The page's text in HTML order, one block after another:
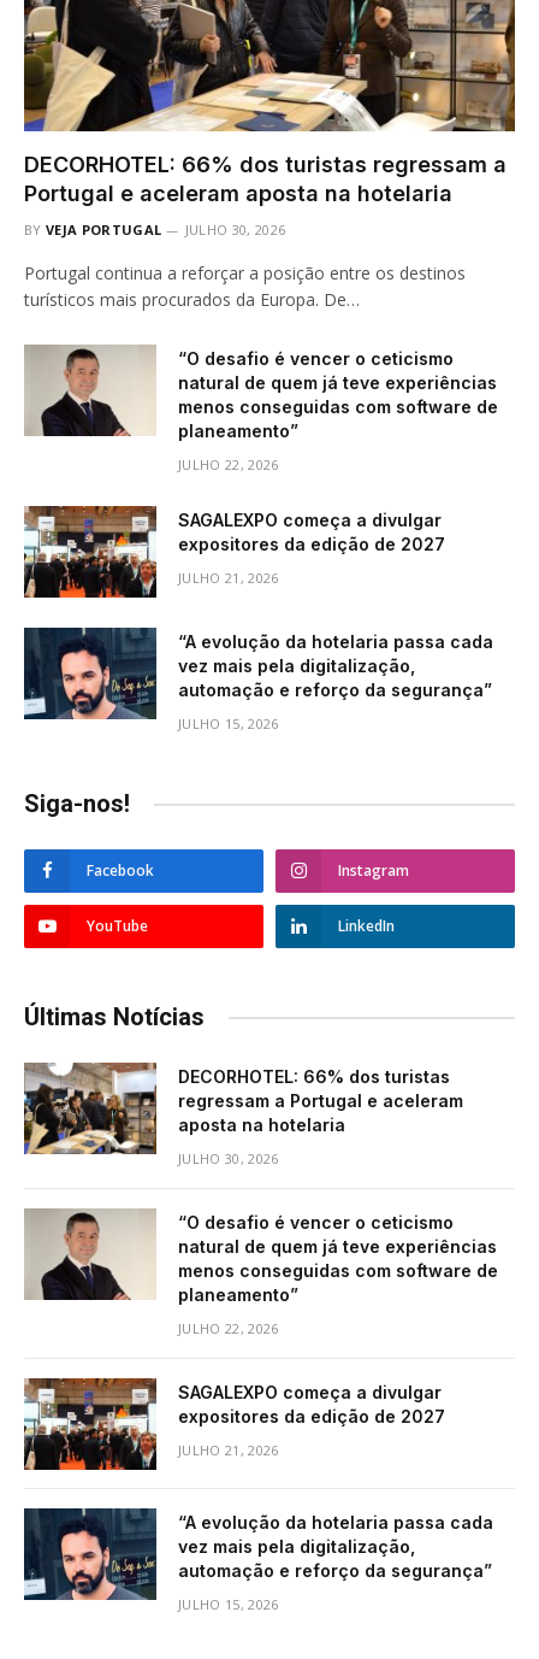
DECORHOTEL: 66% dos turistas regressam a
Portugal e aceleram aposta na hotelaria
BY VEJA PORTUGAL JULHO 30, 2026
Portugal continua a reforçar a posição entre os destinos
turísticos mais procurados da Europa. De…
“O desafio é vencer o ceticismo
natural de quem já teve experiências
menos conseguidas com software de
planeamento”
JULHO 22, 2026
SAGALEXPO começa a divulgar
expositores da edição de 2027
JULHO 21, 2026
“A evolução da hotelaria passa cada
vez mais pela digitalização,
automação e reforço da segurança”
JULHO 15, 2026
Siga-nos!
Facebook Instagram
YouTube LinkedIn
Últimas Notícias
DECORHOTEL: 66% dos turistas
regressam a Portugal e aceleram
aposta na hotelaria
JULHO 30, 2026
“O desafio é vencer o ceticismo
natural de quem já teve experiências
menos conseguidas com software de
planeamento”
JULHO 22, 2026
SAGALEXPO começa a divulgar
expositores da edição de 2027
JULHO 21, 2026
“A evolução da hotelaria passa cada
vez mais pela digitalização,
automação e reforço da segurança”
JULHO 15, 2026